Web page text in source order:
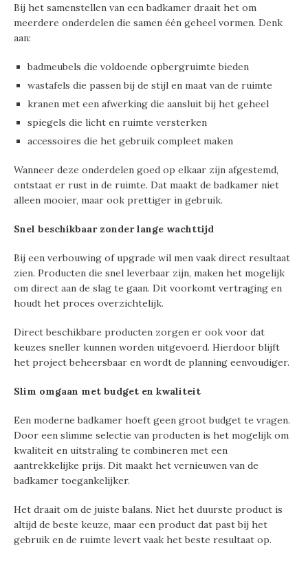
Bij het samenstellen van een badkamer draait het om
meerdere onderdelen die samen één geheel vormen. Denk
aan:
badmeubels die voldoende opbergruimte bieden
wastafels die passen bij de stijl en maat van de ruimte
kranen met een afwerking die aansluit bij het geheel
spiegels die licht en ruimte versterken
accessoires die het gebruik compleet maken
Wanneer deze onderdelen goed op elkaar zijn afgestemd,
ontstaat er rust in de ruimte. Dat maakt de badkamer niet
alleen mooier, maar ook prettiger in gebruik.
Snel beschikbaar zonder lange wachttijd
Bij een verbouwing of upgrade wil men vaak direct resultaat
zien. Producten die snel leverbaar zijn, maken het mogelijk
om direct aan de slag te gaan. Dit voorkomt vertraging en
houdt het proces overzichtelijk.
Direct beschikbare producten zorgen er ook voor dat
keuzes sneller kunnen worden uitgevoerd. Hierdoor blijft
het project beheersbaar en wordt de planning eenvoudiger.
Slim omgaan met budget en kwaliteit
Een moderne badkamer hoeft geen groot budget te vragen.
Door een slimme selectie van producten is het mogelijk om
kwaliteit en uitstraling te combineren met een
aantrekkelijke prijs. Dit maakt het vernieuwen van de
badkamer toegankelijker.
Het draait om de juiste balans. Niet het duurste product is
altijd de beste keuze, maar een product dat past bij het
gebruik en de ruimte levert vaak het beste resultaat op.